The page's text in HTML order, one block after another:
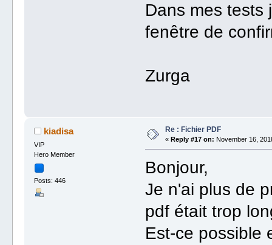
Dans mes tests
fenêtre de
Zurga
kiadisa
VIP
Hero Member
Posts: 446
Re : Fichier PDF
« Reply #17 on: November 16,
Bonjour,
Je n'ai plus de
pdf était trop
Est-ce possible